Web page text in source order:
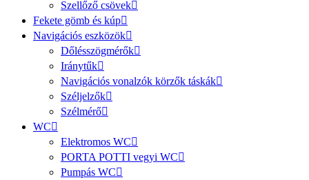
Szellőző csövek
Fekete gömb és kúp
Navigációs eszközök
Dőlésszögmérők
Iránytűk
Navigációs vonalzók körzők táskák
Széljelzők
Szélmérő
WC
Elektromos WC
PORTA POTTI vegyi WC
Pumpás WC